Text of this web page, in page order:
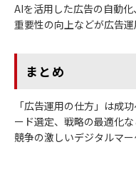
AIを活用した広告の自動
重要性の向上などが広告運
まとめ
「広告運用の仕方」は成
ード選定、戦略の最適化
競争の激しいデジタルマー